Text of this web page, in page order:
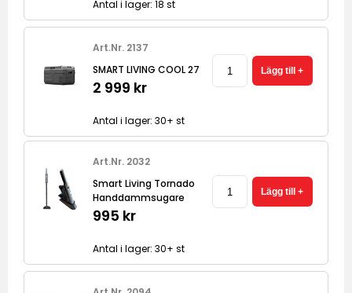
Antal i lager: 18 st
Art.Nr. 2137
SMART LIVING COOL 27
2 999 kr
Antal i lager: 30+ st
Art.Nr. 2032
Smart Living Tornado
Handdammsugare
995 kr
Antal i lager: 30+ st